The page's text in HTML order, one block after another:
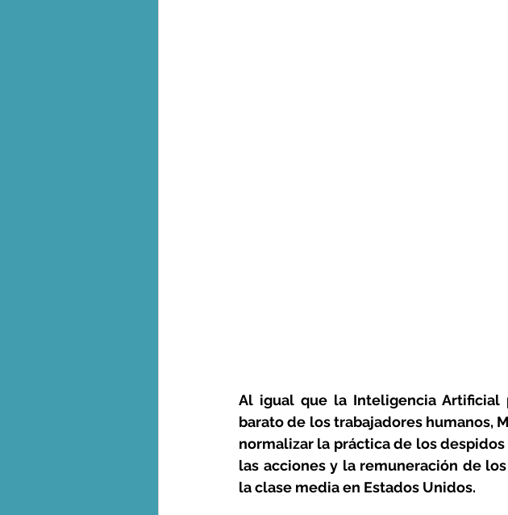
Al igual que la Inteligencia
barato de los trabajadores humanos,
normalizar la práctica de los
las acciones y la remuneración de
la clase media en Estados Unidos.